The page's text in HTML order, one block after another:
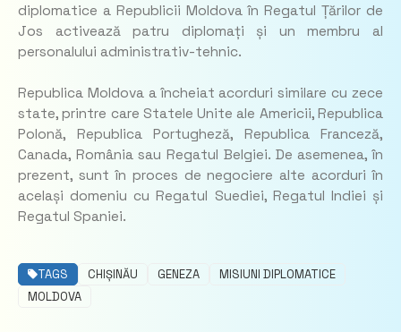
diplomatice a Republicii Moldova în Regatul Țărilor de
Jos activează patru diplomați și un membru al
personalului administrativ-tehnic.
Republica Moldova a încheiat acorduri similare cu zece
state, printre care Statele Unite ale Americii, Republica
Polonă, Republica Portugheză, Republica Franceză,
Canada, România sau Regatul Belgiei. De asemenea, în
prezent, sunt în proces de negociere alte acorduri în
același domeniu cu Regatul Suediei, Regatul Indiei și
Regatul Spaniei.
TAGS CHIȘINĂU GENEZA
MISIUNI DIPLOMATICE
MOLDOVA